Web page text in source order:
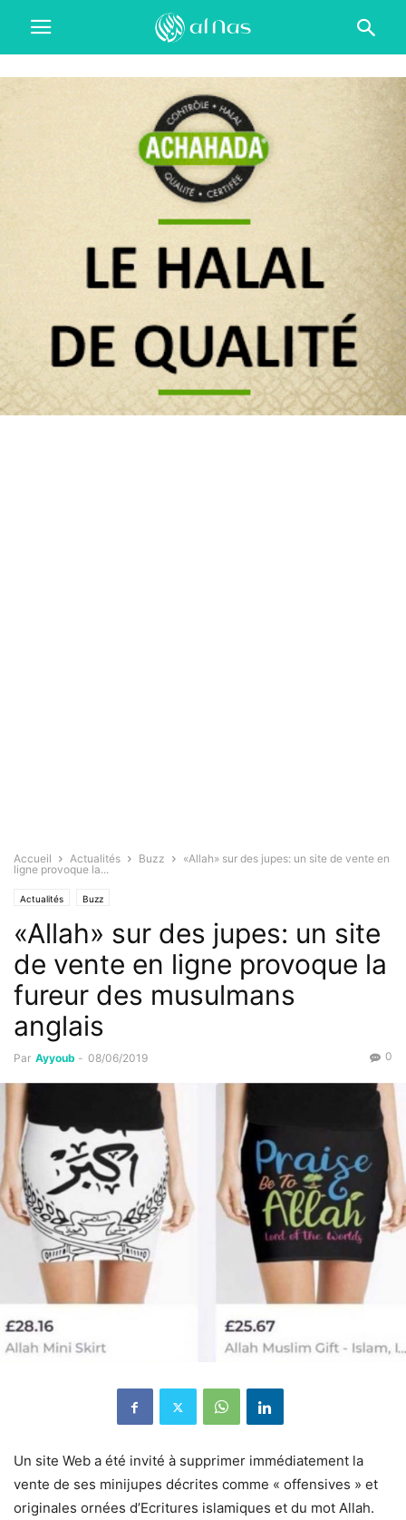
Accueil Actualités Buzz
«Allah» sur des jupes: un site de vente en
ligne provoque la...
Actualités Buzz
«Allah» sur des jupes: un site
de vente en ligne provoque la
fureur des musulmans
anglais
Par Ayyoub - 08/06/2019 0
Un site Web a été invité à supprimer immédiatement la
vente de ses minijupes décrites comme « offensives » et
originales ornées d’Ecritures islamiques et du mot Allah.